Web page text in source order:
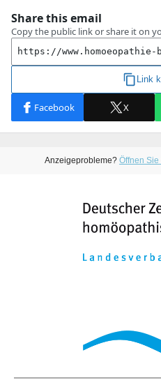
Anzeigeprobleme? Öffnen